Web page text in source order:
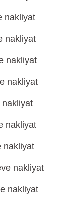
nakliyat
nakliyat
nakliyat
nakliyat
nakliyat
nakliyat
nakliyat
nakliyat
nakliyat